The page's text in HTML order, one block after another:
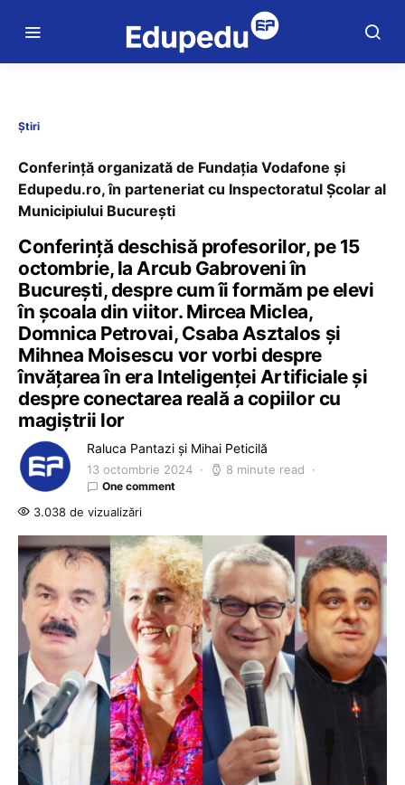
Știri
Conferință organizată de Fundația Vodafone și
Edupedu.ro, în parteneriat cu Inspectoratul Școlar al
Municipiului București
Conferință deschisă profesorilor, pe 15
octombrie, la Arcub Gabroveni în
București, despre cum îi formăm pe elevi
în școala din viitor. Mircea Miclea,
Domnica Petrovai, Csaba Asztalos și
Mihnea Moisescu vor vorbi despre
învățarea în era Inteligenței Artificiale și
despre conectarea reală a copiilor cu
magiștrii lor
Raluca Pantazi și Mihai Peticilă
13 octombrie 2024 8 minute read
One comment
3.038 de vizualizări